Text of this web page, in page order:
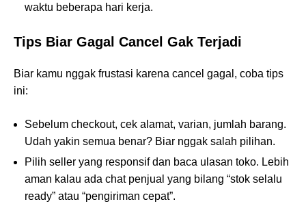
waktu beberapa hari kerja.
Tips Biar Gagal Cancel Gak Terjadi
Biar kamu nggak frustasi karena cancel gagal, coba tips
ini:
Sebelum checkout, cek alamat, varian, jumlah barang.
Udah yakin semua benar? Biar nggak salah pilihan.
Pilih seller yang responsif dan baca ulasan toko. Lebih
aman kalau ada chat penjual yang bilang “stok selalu
ready” atau “pengiriman cepat”.